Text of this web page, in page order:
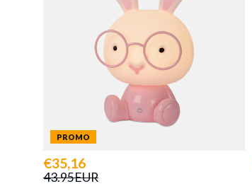
PROMO
€35,16
43.95EUR